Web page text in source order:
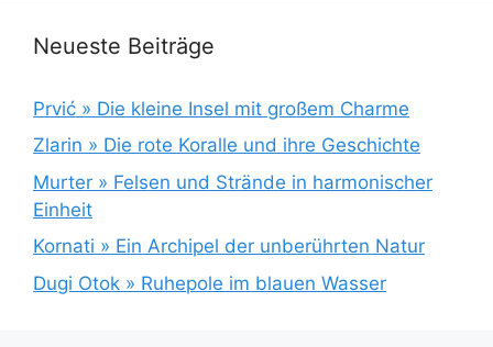
Neueste Beiträge
Prvić » Die kleine Insel mit großem Charme
Zlarin » Die rote Koralle und ihre Geschichte
Murter » Felsen und Strände in harmonischer
Einheit
Kornati » Ein Archipel der unberührten Natur
Dugi Otok » Ruhepole im blauen Wasser